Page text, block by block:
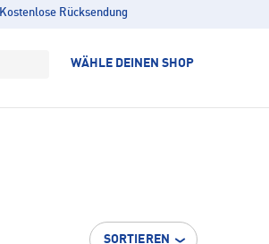
Kostenlose Rücksendung
WÄHLE DEINEN SHOP
SORTIEREN